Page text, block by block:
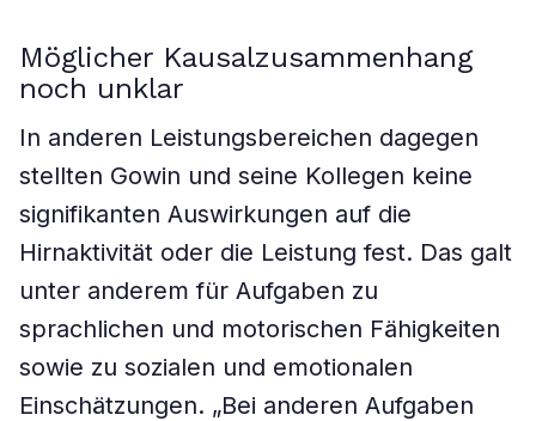
Möglicher Kausalzusammenhang
noch unklar
In anderen Leistungsbereichen dagegen
stellten Gowin und seine Kollegen keine
signifikanten Auswirkungen auf die
Hirnaktivität oder die Leistung fest. Das galt
unter anderem für Aufgaben zu
sprachlichen und motorischen Fähigkeiten
sowie zu sozialen und emotionalen
Einschätzungen. „Bei anderen Aufgaben